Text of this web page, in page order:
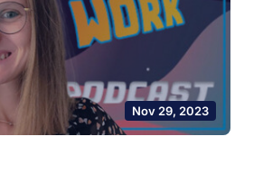
Nov 29, 2023